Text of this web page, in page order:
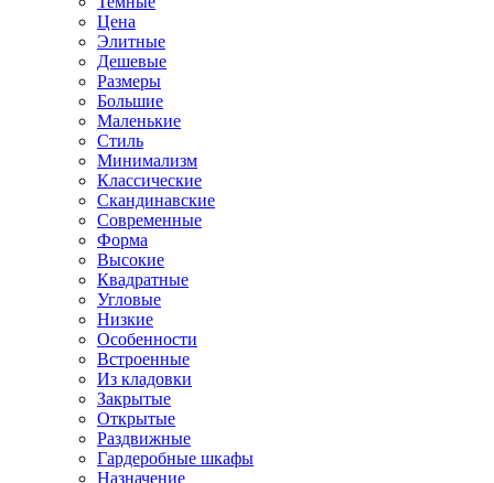
Цена
Элитные
Дешевые
Размеры
Большие
Маленькие
Стиль
Минимализм
Классические
Скандинавские
Современные
Форма
Высокие
Квадратные
Угловые
Низкие
Особенности
Встроенные
Из кладовки
Закрытые
Открытые
Раздвижные
Гардеробные шкафы
Назначение